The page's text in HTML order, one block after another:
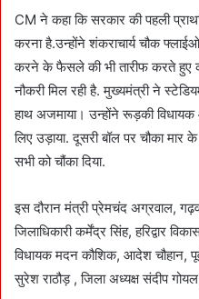
CM ने कहा कि सरकार की पहली
करना है.उन्होंने शंकराचार्य चौक
करने के फैसले की भी तारीफ करते हुए
नौकरी मिल रही है. मुख्यमंत्री ने
हाथ अजमाया। उन्होंने रूड़की
लिए उड़ाया. दूसरी बॉल पर चौका
सभी को चौंका दिया.
इस दौरान मंत्री प्रेमचंद अग्रवाल,
जिलाधिकारी कर्मेंद्र सिंह, हरिद्वार
विधायक मदन कौशिक, आदेश चौहान, पूर्व
सुरेश राठौड़ , जिला अध्यक्ष संदीप